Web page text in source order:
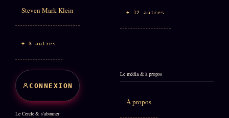
Steven Mark Klein
+ 3 autres
+ 12 autres
CONNEXION
Le Cercle & s'abonner
Le média & à propos
À propos